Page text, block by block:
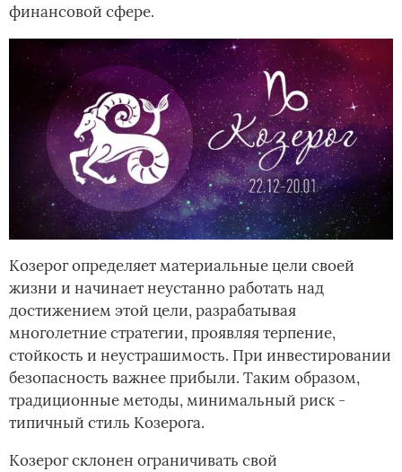
финансовой сфере.
Козерог определяет материальные цели своей
жизни и начинает неустанно работать над
достижением этой цели, разрабатывая
многолетние стратегии, проявляя терпение,
стойкость и неустрашимость. При инвестировании
безопасность важнее прибыли. Таким образом,
традиционные методы, минимальный риск -
типичный стиль Козерога.
Козерог склонен ограничивать свой